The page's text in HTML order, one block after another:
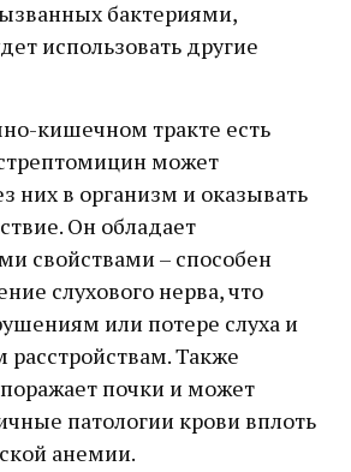
бактериями,
использовать другие
кишечном тракте есть
может
них в организм и оказывать
Он обладает
свойствами – способен
слухового нерва, что
или потере слуха и
Также
почки и может
патологии крови вплоть
анемии.